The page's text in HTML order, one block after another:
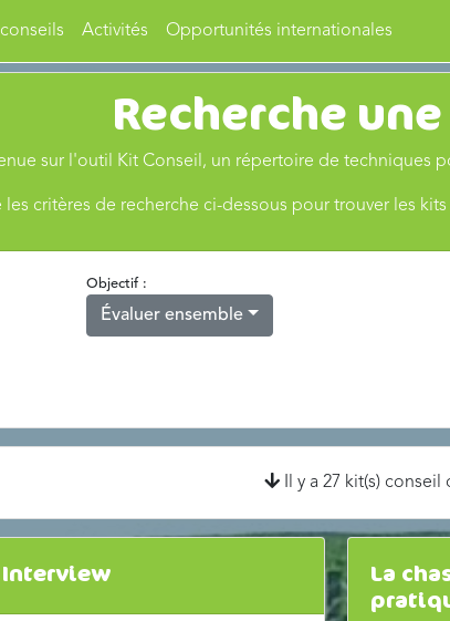
Activités Opportunités internationales
Recherche
sur l'outil Kit Conseil, un répertoire de techniques
les critères de recherche ci-dessous pour trouver les
Objectif :
Évaluer ensemble
Il y a 27 kit(s)
Interview
La